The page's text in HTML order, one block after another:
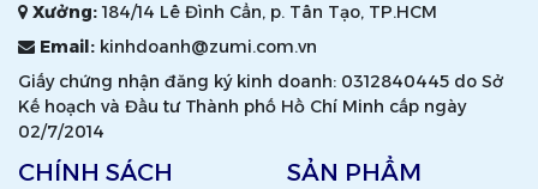
Xưởng:184/14 Lê Đình Cẩn, p. Tân Tạo, TP.HCM
Email: kinhdoanh@zumi.com.vn
Giấy chứng nhận đăng ký kinh doanh: 0312840445 do Sở
Kế hoạch và Đầu tư Thành phố Hồ Chí Minh cấp ngày
02/7/2014
CHÍNH SÁCH SẢN PHẨM